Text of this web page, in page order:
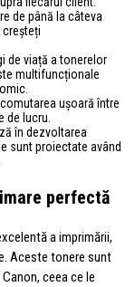
de până la câteva
de viață a tonerelor
multifuncționale
ușoară între
lucru.
în dezvoltarea
sunt proiectate având
perfectă
a imprimării,
Aceste tonere sunt
ceea ce le